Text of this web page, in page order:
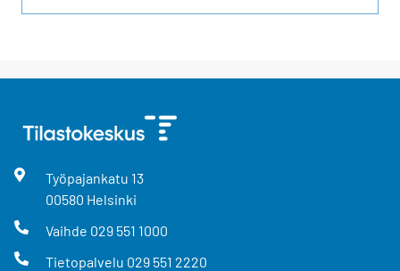
Työpajankatu 13
00580 Helsinki
Vaihde 029 551 1000
Tietopalvelu 029 551 2220